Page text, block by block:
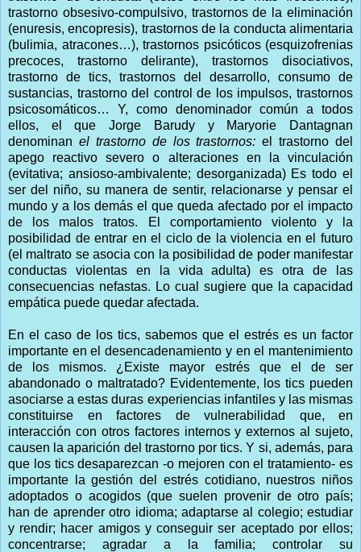
trastorno obsesivo-compulsivo, trastornos de la eliminación
(enuresis, encopresis), trastornos de la conducta alimentaria
(bulimia, atracones…), trastornos psicóticos (esquizofrenias
precoces, trastorno delirante), trastornos disociativos,
trastorno de tics, trastornos del desarrollo, consumo de
sustancias, trastorno del control de los impulsos, trastornos
psicosomáticos… Y, como denominador común a todos
ellos, el que Jorge Barudy y Maryorie Dantagnan
denominan el trastorno de los trastornos: el trastorno del
apego reactivo severo o alteraciones en la vinculación
(evitativa; ansioso-ambivalente; desorganizada) Es todo el
ser del niño, su manera de sentir, relacionarse y pensar el
mundo y a los demás el que queda afectado por el impacto
de los malos tratos. El comportamiento violento y la
posibilidad de entrar en el ciclo de la violencia en el futuro
(el maltrato se asocia con la posibilidad de poder manifestar
conductas violentas en la vida adulta) es otra de las
consecuencias nefastas. Lo cual sugiere que la capacidad
empática puede quedar afectada.
En el caso de los tics, sabemos que el estrés es un factor
importante en el desencadenamiento y en el mantenimiento
de los mismos. ¿Existe mayor estrés que el de ser
abandonado o maltratado? Evidentemente, los tics pueden
asociarse a estas duras experiencias infantiles y las mismas
constituirse en factores de vulnerabilidad que, en
interacción con otros factores internos y externos al sujeto,
causen la aparición del trastorno por tics. Y si, además, para
que los tics desaparezcan -o mejoren con el tratamiento- es
importante la gestión del estrés cotidiano, nuestros niños
adoptados o acogidos (que suelen provenir de otro país;
han de aprender otro idioma; adaptarse al colegio; estudiar
y rendir; hacer amigos y conseguir ser aceptado por ellos;
concentrarse; agradar a la familia; controlar su